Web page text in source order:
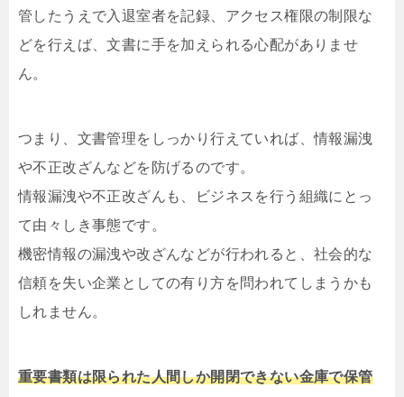
管したうえで入退室者を記録、アクセス権限の制限な
どを行えば、文書に手を加えられる心配がありませ
ん。
つまり、文書管理をしっかり行えていれば、情報漏洩
や不正改ざんなどを防げるのです。
情報漏洩や不正改ざんも、ビジネスを行う組織にとっ
て由々しき事態です。
機密情報の漏洩や改ざんなどが行われると、社会的な
信頼を失い企業としての有り方を問われてしまうかも
しれません。
重要書類は限られた人間しか開閉できない金庫で保管